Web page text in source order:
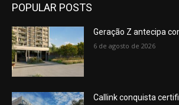
POPULAR POSTS
Geração Z antecipa
6 de agosto de 2026
Callink conquista